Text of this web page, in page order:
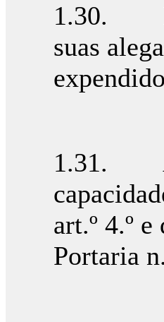
1.30. No
suas
1.31. As
art.º 4.º
Portaria